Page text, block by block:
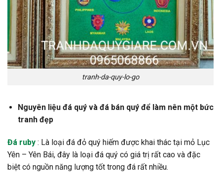
tranh-da-quy-lo-go
Nguyên liệu đá quý và đá bán quý để làm nên một bức
tranh đẹp
Đá ruby : Là loại đá đỏ quý hiếm được khai thác tại mỏ Lục
Yên – Yên Bái, đây là loại đá quý có giá trị rất cao và đặc
biệt có nguồn năng lượng tốt trong đá rất nhiều.